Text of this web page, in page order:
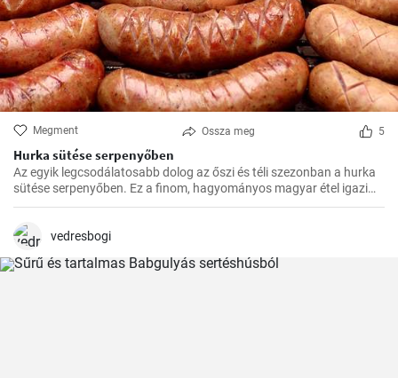
Megment Ossza meg 5
Hurka sütése serpenyőben
Az egyik legcsodálatosabb dolog az őszi és téli szezonban a hurka
sütése serpenyőben. Ez a finom, hagyományos magyar étel igazi
felmelegedést nyújt a hűvösebb hónapokban és nagyszerű
alkalmából.vedresbogi